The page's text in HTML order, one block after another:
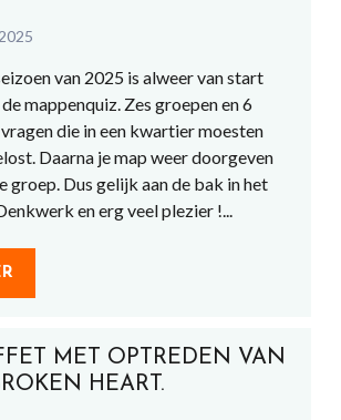
van 2025 is alweer van start
mappenquiz. Zes groepen en 6
die in een kwartier moesten
Daarna je map weer doorgeven
groep. Dus gelijk aan de bak in het
en erg veel plezier !...
MET OPTREDEN VAN
HEART.